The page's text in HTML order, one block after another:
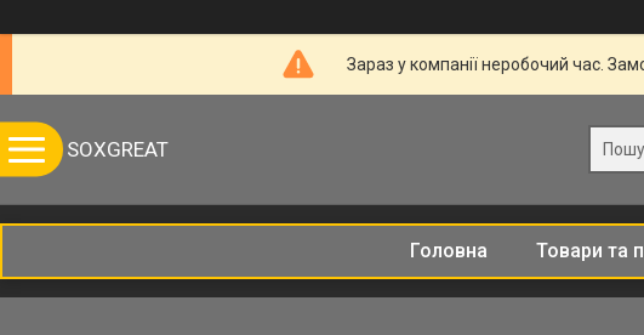
Зараз у компанії неробочий час.
SOXGREAT
Головна Товари та